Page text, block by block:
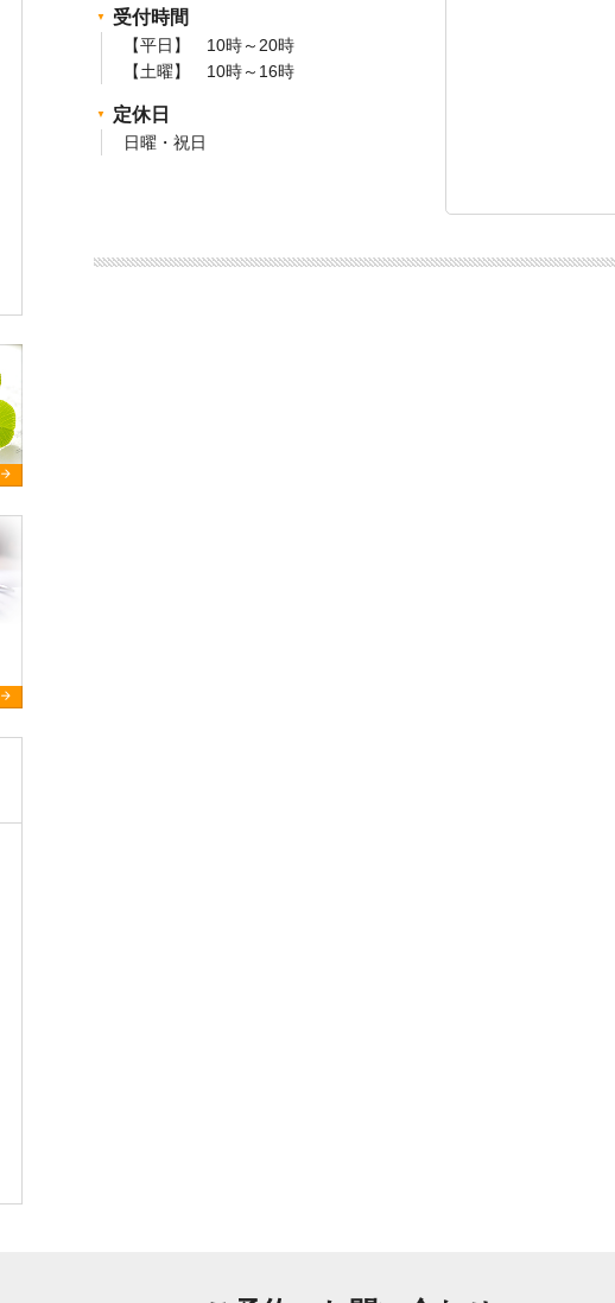
受付時間
【平日】 10時～20時
【土曜】 10時～16時
定休日
日曜・祝日
arrow_forward
arrow_forward